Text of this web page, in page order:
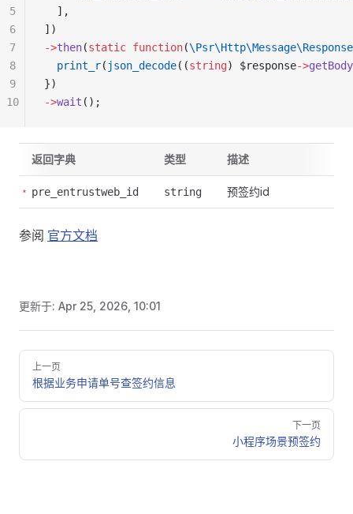
  ],
])
->then(static function(
  print_r
( json_decode((string) $response->getBody
})
->wait ();
5
6
7
8
9
10
返回字典 类型 描述
pre_entrustweb_id string 预签约id
参阅 官方文档
更新于: Apr 25, 2026, 10:01
Pager
上一页
根据业务申请单号查签约信息
下一页
小程序场景预签约